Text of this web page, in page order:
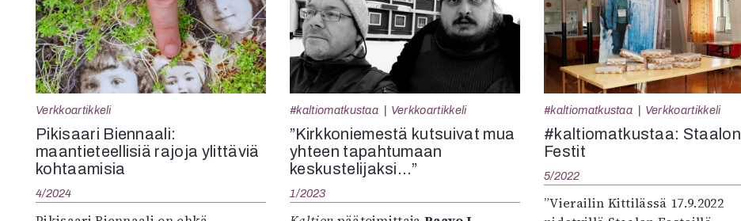
Pääkirjoitus
Paperilehdestä
Oulu2026
Näyttelyt
Musiikki
Levyt
Kuvataide
Kirjat
In English
Esitystaide
Arkisto
Lehtiarkisto
Verkkoartikkeli
Pikisaari Biennaali:
maantieteellisiä rajoja ylittäviä
kohtaamisia
4/2024
#kaltiomatkustaa Verkkoartikkeli
”Kirkkoniemestä kutsuivat mua
yhteen tapahtumaan
keskustelijaksi…”
1/2023
#kaltiomatkustaa Verkkoartikkeli
#kaltiomatkustaa: Staalon
Festit
5/2022
”Vierailin Kittilässä 17.9.2022